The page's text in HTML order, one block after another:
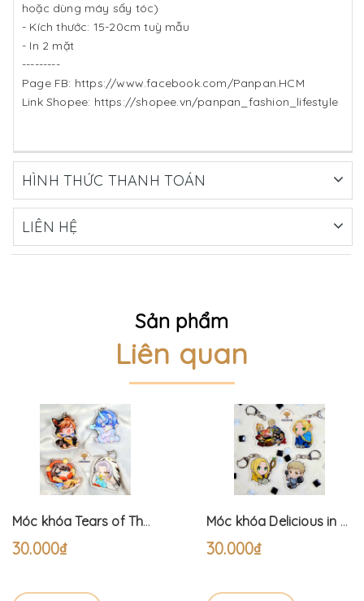
hoặc dùng máy sấy tóc)
- Kích thước: 15-20cm tuỳ mẫu
- In 2 mặt
---------
Page FB: https://www.facebook.com/Panpan.HCM
Link Shopee: https://shopee.vn/panpan_fashion_lifestyle
HÌNH THỨC THANH TOÁN
LIÊN HỆ
Sản phẩm
Liên quan
Móc khóa Tears of Themis Pyjama (6cm)
30.000₫
Móc khóa Delicious in Dungeon (6cm) Dungeon Meshi
30.000₫